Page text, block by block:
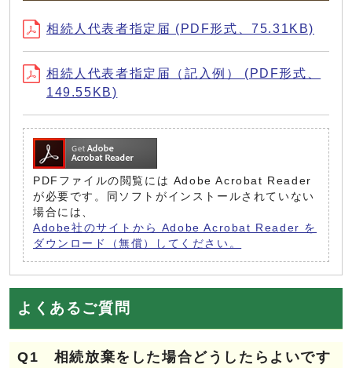
相続人代表者指定届 (PDF形式、75.31KB)
相続人代表者指定届（記入例） (PDF形式、
149.55KB)
PDFファイルの閲覧には Adobe Acrobat Reader
が必要です。同ソフトがインストールされていない
場合には、
Adobe社のサイトから Adobe Acrobat Reader を
ダウンロード（無償）してください。
よくあるご質問
Q1 相続放棄をした場合どうしたらよいです